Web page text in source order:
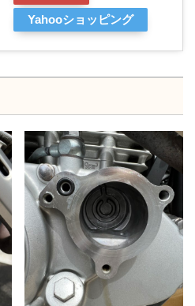
Yahooショッピング